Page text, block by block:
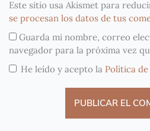
Este sitio usa Akismet para
se procesan los datos de tus
Guarda mi nombre, correo
navegador para la próxima vez
He leído y acepto la Política